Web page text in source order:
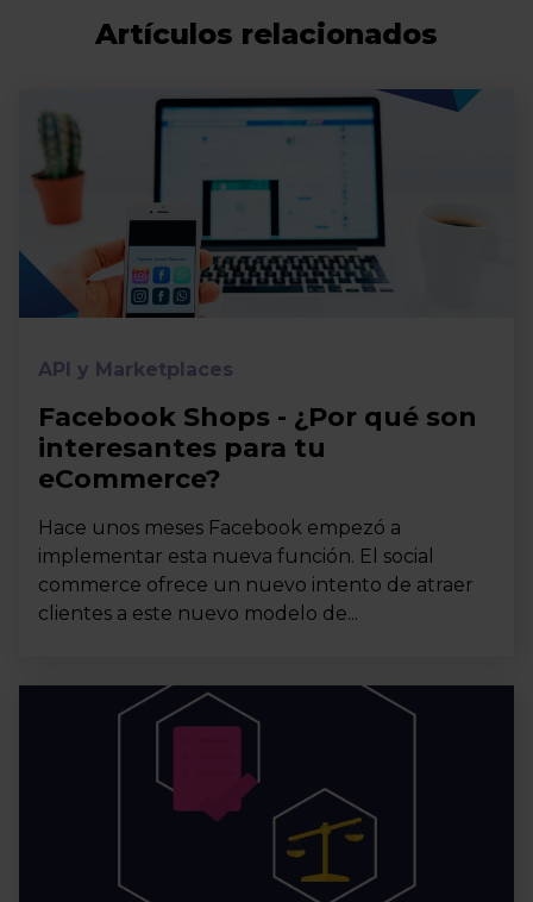
Artículos relacionados
API y Marketplaces
Facebook Shops - ¿Por qué son
interesantes para tu
eCommerce?
Hace unos meses Facebook empezó a
implementar esta nueva función. El social
commerce ofrece un nuevo intento de atraer
clientes a este nuevo modelo de...